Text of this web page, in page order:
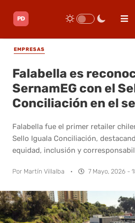
EMPRESAS
Falabella es
SernamEG con el
Conciliación en el
Falabella fue el primer retailer
Sello Iguala Conciliación,
equidad, inclusión y
Por Martín Villalba · 7 Mayo, 2026 -